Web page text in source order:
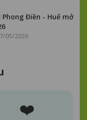
Phong Điền - Huế mở
05/2026
❤️